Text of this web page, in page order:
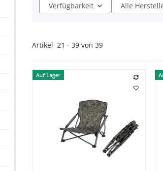
Verfügbarkeit Alle
Artikel 21 - 39 von 39
Auf Lager